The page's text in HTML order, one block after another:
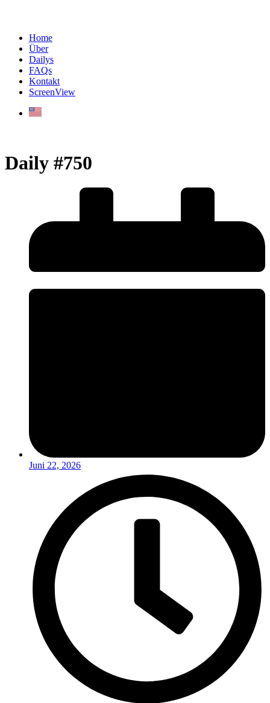
Home
Über
Dailys
FAQs
Kontakt
ScreenView
Daily #750
Juni 22, 2026